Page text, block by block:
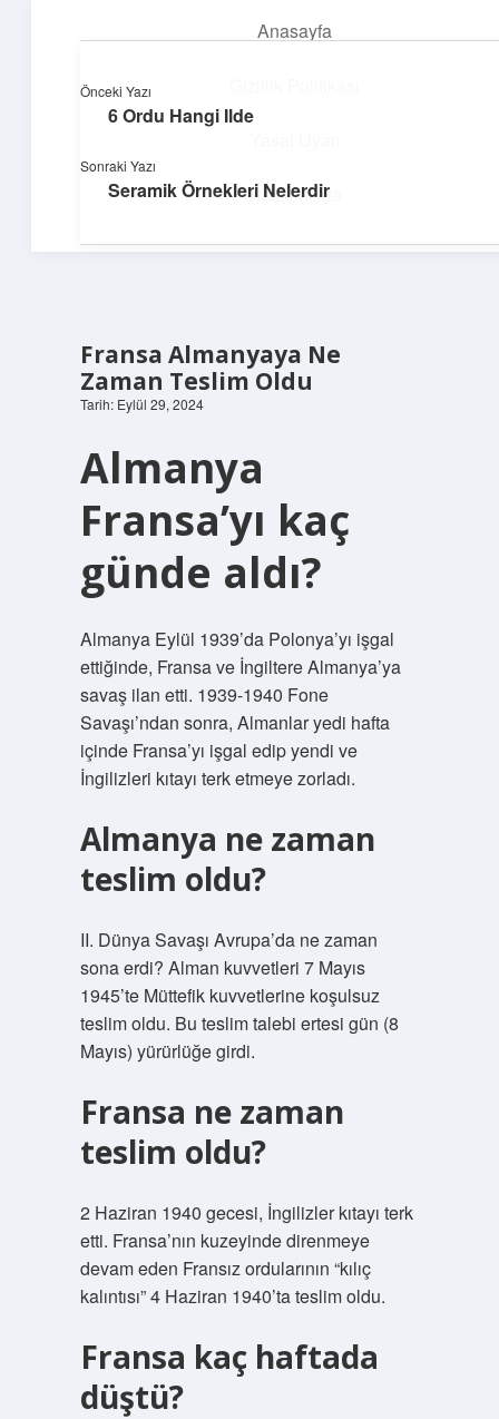
Anasayfa
Hakkımızda
Yumuşak Teknoloji Rehberi
Dijital dünyada huzurlu bir yolculuk!
Fransa Almanyaya Ne
Zaman Teslim Oldu
Tarih: Eylül 29, 2024
Almanya
Fransa’yı kaç
günde aldı?
Almanya Eylül 1939’da Polonya’yı işgal
ettiğinde, Fransa ve İngiltere Almanya’ya
savaş ilan etti. 1939-1940 Fone
Savaşı’ndan sonra, Almanlar yedi hafta
içinde Fransa’yı işgal edip yendi ve
İngilizleri kıtayı terk etmeye zorladı.
Almanya ne zaman
teslim oldu?
II. Dünya Savaşı Avrupa’da ne zaman
sona erdi? Alman kuvvetleri 7 Mayıs
1945’te Müttefik kuvvetlerine koşulsuz
teslim oldu. Bu teslim talebi ertesi gün (8
Mayıs) yürürlüğe girdi.
Fransa ne zaman
teslim oldu?
2 Haziran 1940 gecesi, İngilizler kıtayı terk
etti. Fransa’nın kuzeyinde direnmeye
devam eden Fransız ordularının “kılıç
kalıntısı” 4 Haziran 1940’ta teslim oldu.
Fransa kaç haftada
düştü?
Önceki Yazı
6 Ordu Hangi Ilde
Sonraki Yazı
Seramik Örnekleri Nelerdir